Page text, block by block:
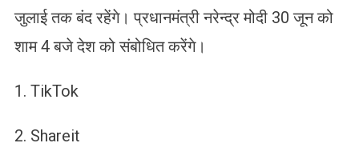
जुलाई तक बंद रहेंगे। प्रधानमंत्री नरेन्द्र मोदी 30 जून को
शाम 4 बजे देश को संबोधित करेंगे।
1. TikTok
2. Shareit